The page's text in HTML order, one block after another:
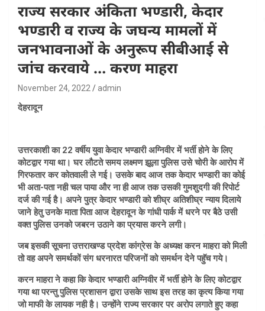
राज्य सरकार अंकिता भण्डारी, केदार
भण्डारी व राज्य के जघन्य मामलों में
जनभावनाओं के अनुरूप सीबीआई से
जांच करवाये … करण माहरा
November 24, 2022 admin
देहरादून
उत्तरकाशी का 22 वर्षीय युवा केदार भण्डारी अग्निवीर में भर्ती होने के लिए
कोटद्वार गया था। घर लौटते समय लक्ष्मण झूला पुलिस उसे चोरी के आरोप में
गिरफतार कर कोतवाली ले गई। उसके बाद आज तक केदार भण्डारी का कोई
भी अता-पता नही चल पाया और ना ही आज तक उसकी गुमशुदगी की रिपोर्ट
दर्ज की गई है। अपने पुत्र केदार भण्डारी को शीघ्र अतिशीघ्र न्याय दिलाये
जाने हेतु उनके माता पिता आज देहरादून के गांधी पार्क में धरने पर बैठे उसी
वक्त पुलिस उनको जबरन उठाने का प्रयास करने लगी।
जब इसकी सूचना उत्तराखण्ड प्रदेश कांग्रेस के अध्यक्ष करन माहरा को मिली
तो वह अपने समर्थकों संग धरनारत परिजनों को समर्थन देने पहॅुच गये।
करन माहरा ने कहा कि केदार भण्डारी अग्निवीर में भर्ती होने के लिए कोटद्वार
गया था परन्तु पुलिस प्रशासन द्वारा उसके साथ इस तरह का कृत्य किया गया
जो माफी के लायक नही है। उन्होंने राज्य सरकार पर अरोप लगाते हुए कहा